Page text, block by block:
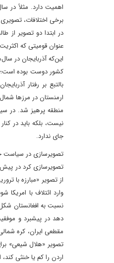
اهمیت دارد. مثلاً در
برخی اختلافات،
در ابتدا دو تصویر از
عنوان قومیتی که
این‌که آذربایجان در
کشور دوست بوده است؛
بالتبع بر رفتار
ارمنستان در مرزها
منطقه پرهیز شد. در
نیست، بلکه باید در
جای ندارد.
تصویرسازی در سیاست
تصویر‌سازی کرد در
از تصویر «مبارزه با
وارد ائتلاف با
نسبت به افغانستان
دهد در پیشبرد و
مقطعی ایران، کره
تصویر «هلال شیعی»
اردن را کم یا خنثی